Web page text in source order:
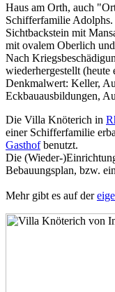
Haus am Orth, auch
Schifferfamilie Adolphs.
Sichtbackstein mit
mit ovalem Oberlich
Nach
wiederhergestellt (heute
Denkmalwert: Keller,
Eckbauausbildungen,
Die Villa Knöterich in
einer Schifferfamilie
Gasthofbenutzt.
Die (Wieder-
Bebauungsplan, bzw.
Mehr gibt es auf der